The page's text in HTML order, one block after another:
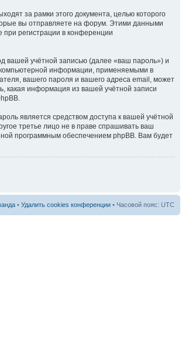
за рамки этого документа, целью которого
вы отправляете на форум. Этими данными
регистрации в конференции
вашей учётной записью (далее «ваш пароль») и
информации, применяемыми в
вашего пароля и вашего адреса email, может
какая информация из вашей учётной записи
является средством доступа к вашей учётной
третье лицо не в праве спрашивать ваш
программным обеспечением phpBB. Вам будет
• Удалить cookies конференции • Часовой пояс: UTC